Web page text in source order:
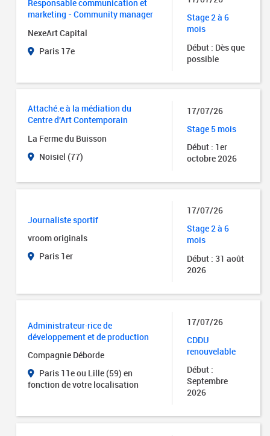
Responsable communication et
marketing - Community manager
NexeArt Capital
Paris 17e
Stage 2 à 6
mois
Début : Dès que
possible
Attaché.e à la médiation du
Centre d'Art Contemporain
La Ferme du Buisson
Noisiel (77)
17/07/26
Stage 5 mois
Début : 1er
octobre 2026
Journaliste sportif
vroom originals
Paris 1er
17/07/26
Stage 2 à 6
mois
Début : 31 août
2026
Administrateur·rice de
développement et de production
Compagnie Déborde
Paris 11e ou Lille (59) en
fonction de votre localisation
17/07/26
CDDU
renouvelable
Début :
Septembre
2026